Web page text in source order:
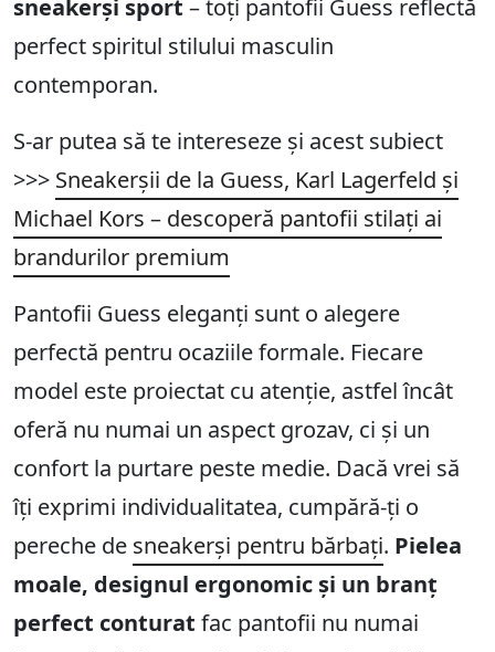
sneakerși sport – toți pantofii Guess reflectă
perfect spiritul stilului masculin
contemporan.
S-ar putea să te intereseze și acest subiect
>>> Sneakerșii de la Guess, Karl Lagerfeld și
Michael Kors – descoperă pantofii stilați ai
brandurilor premium
Pantofii Guess eleganți sunt o alegere
perfectă pentru ocaziile formale. Fiecare
model este proiectat cu atenție, astfel încât
oferă nu numai un aspect grozav, ci și un
confort la purtare peste medie. Dacă vrei să
îți exprimi individualitatea, cumpără-ți o
pereche de sneakerși pentru bărbați. Pielea
moale, designul ergonomic și un branț
perfect conturat fac pantofii nu numai